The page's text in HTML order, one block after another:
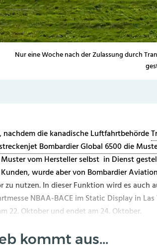
Nur eine Woche nach der Zulassung durch
nachdem die kanadische Luftfahrtbehörde
Bombardier Global 6500 die
vom Hersteller selbst in Dienst
wurde aber von Bombardier
zu nutzen. In dieser Funktion wird es auch
NBAA-BACE im Static Display in
22. Oktober und endet am 24. Oktober.
kommt aus...